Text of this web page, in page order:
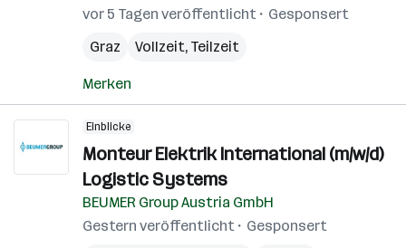
vor 5 Tagen veröffentlicht
Gesponsert
Graz
Vollzeit, Teilzeit
Merken
Einblicke
Monteur Elektrik International (m/w/d)
Logistic Systems
BEUMER Group Austria GmbH
Gestern veröffentlicht
Gesponsert